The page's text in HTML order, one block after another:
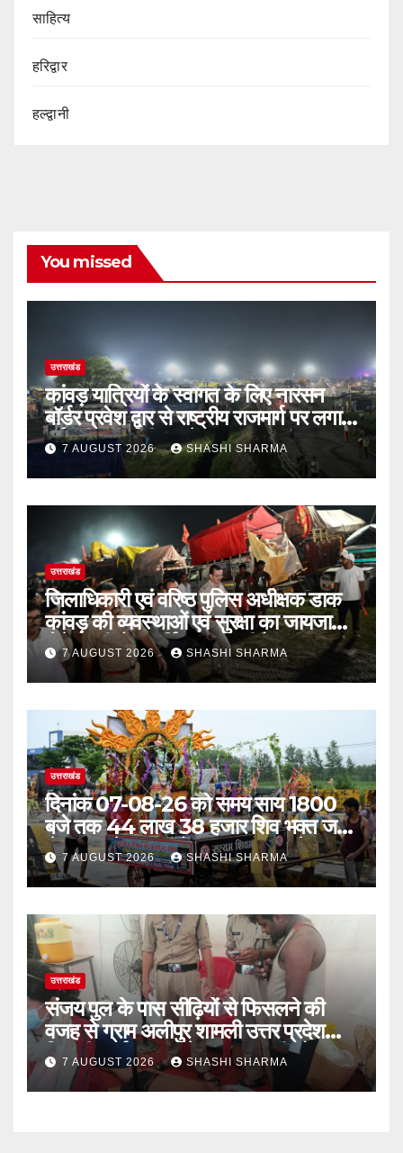
साहित्य
हरिद्वार
हल्द्वानी
You missed
उत्तराखंड
कांवड़ यात्रियों के स्वागत के लिए नारसन
बॉर्डर प्रवेश द्वार से राष्ट्रीय राजमार्ग पर लगाई
गई रंगीन एलईडी लाइटें
7 AUGUST 2026 SHASHI SHARMA
उत्तराखंड
जिलाधिकारी एवं वरिष्ठ पुलिस अधीक्षक डाक
कांवड़ की व्यवस्थाओं एवं सुरक्षा का जायजा
लेने बैरागी कैंप पार्किंग स्थल जीरो ग्राउंड पर
देर रात्रि पहुंचे
7 AUGUST 2026 SHASHI SHARMA
उत्तराखंड
दिनांक 07-08-26 को समय साय 1800
बजे तक 44 लाख 38 हजार शिव भक्त जल
लेकर अपने गंतव्य को प्रस्थान कर चुके
7 AUGUST 2026 SHASHI SHARMA
उत्तराखंड
संजय पुल के पास सीढ़ियों से फिसलने की
वजह से ग्राम अलीपुर शामली उत्तर प्रदेश
निवासी आर्यन कुमार के सर पर गहरी चोट आ
गई
7 AUGUST 2026 SHASHI SHARMA